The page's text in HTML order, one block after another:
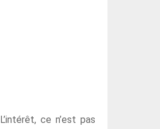
ce n’est pas